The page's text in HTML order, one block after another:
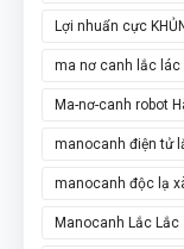
Lợi nhuẩn cực
ma nơ canh lắc lác
Ma-nơ-canh robot
manocanh điện tử
manocanh độc lạ
Manocanh Lắc Lắc